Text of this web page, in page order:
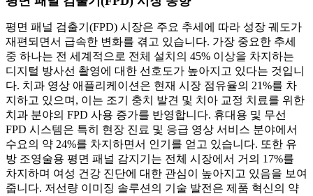
평면 패널 검출기(FPD) 시장은 주요 추세에 따라 성장 궤도가
재편되면서 급속한 변화를 겪고 있습니다. 가장 중요한 추세
중 하나는 전 세계적으로 전체 설치의 45% 이상을 차지하는
디지털 방사선 촬영에 대한 선호도가 높아지고 있다는 것입니
다. 치과 영상 애플리케이션은 현재 시장 점유율의 21%를 차
지하고 있으며, 이는 조기 충치 발견 및 치아 교정 치료를 위한
치과 분야의 FPD 사용 증가를 반영합니다. 휴대용 및 무선
FPD 시스템은 특히 현장 진료 및 응급 영상 서비스 분야에서
수요의 약 24%를 차지하면서 인기를 얻고 있습니다. 또한 유
방 조영술용 평면 패널 감지기는 전체 시장에서 거의 17%를
차지하며 여성 건강 진단에 대한 관심이 높아지고 있음을 보여
줍니다. 저선량 이미징 솔루션의 기술 발전은 제품 혁신의 약